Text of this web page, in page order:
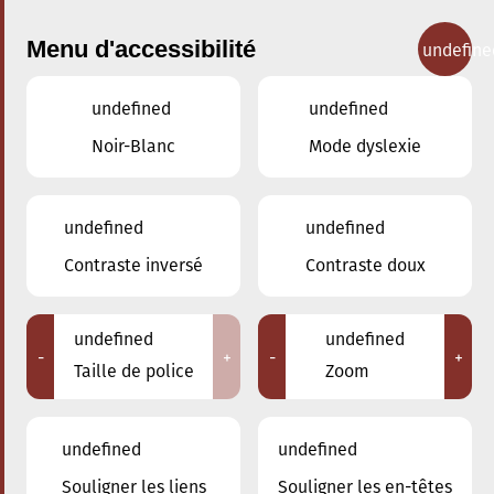
Concerts
Adresse
Menu d'accessibilité
undefined
Noir-Blanc
undefined
Mode dyslexie
undefined
Contraste inversé
undefined
Contraste doux
-
undefined
Taille de police
+ -
undefined
Zoom
+
undefined
Souligner les liens
undefined
Souligner les en-têtes